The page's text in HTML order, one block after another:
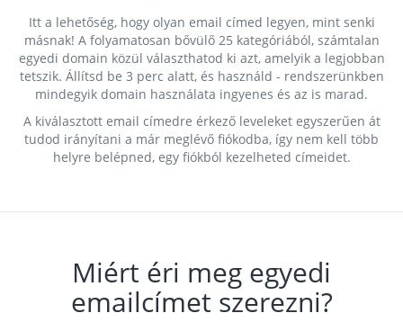
Itt a lehetőség, hogy olyan email címed legyen, mint senki
másnak! A folyamatosan bővülő 25 kategóriából, számtalan
egyedi domain közül választhatod ki azt, amelyik a legjobban
tetszik. Állítsd be 3 perc alatt, és használd - rendszerünkben
mindegyik domain használata ingyenes és az is marad.
A kiválasztott email címedre érkező leveleket egyszerűen át
tudod irányítani a már meglévő fiókodba, így nem kell több
helyre belépned, egy fiókból kezelheted címeidet.
Miért éri meg egyedi
emailcímet szerezni?